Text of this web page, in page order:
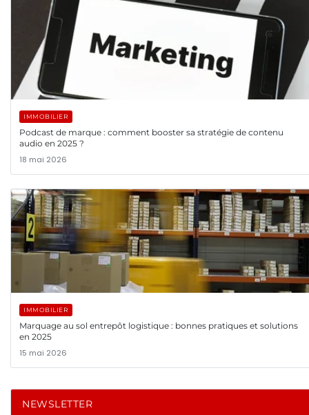
IMMOBILIER
Podcast de marque : comment booster sa stratégie de contenu
audio en 2025 ?
18 mai 2026
IMMOBILIER
Marquage au sol entrepôt logistique : bonnes pratiques et solutions
en 2025
15 mai 2026
NEWSLETTER